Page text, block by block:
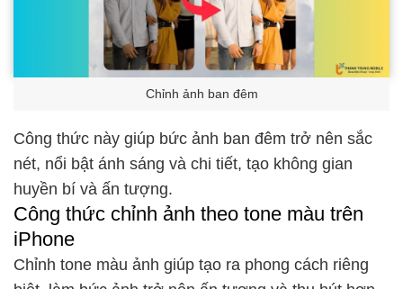
Chỉnh ảnh ban đêm
Công thức này giúp bức ảnh ban đêm trở nên sắc
nét, nổi bật ánh sáng và chi tiết, tạo không gian
huyền bí và ấn tượng.
Công thức chỉnh ảnh theo tone màu trên
iPhone
Chỉnh tone màu ảnh giúp tạo ra phong cách riêng